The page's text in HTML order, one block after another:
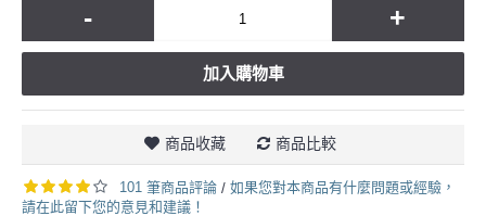
- +
加入購物車
商品收藏 商品比較
101 筆商品評論 / 如果您對本商品有什麼問題或經驗，
請在此留下您的意見和建議！